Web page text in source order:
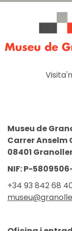
Museu de
Carrer Anselm
08401
NIF: P-
+34 93 842 68